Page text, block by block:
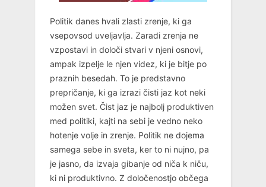
Politik danes hvali zlasti zrenje, ki ga
vsepovsod uveljavlja. Zaradi zrenja ne
vzpostavi in določi stvari v njeni osnovi,
ampak izpelje le njen videz, ki je bitje po
praznih besedah. To je predstavno
prepričanje, ki ga izrazi čisti jaz kot neki
možen svet. Čist jaz je najbolj produktiven
med politiki, kajti na sebi je vedno neko
hotenje volje in zrenje. Politik ne dojema
samega sebe in sveta, ker to ni nujno, pa
je jasno, da izvaja gibanje od niča k niču,
ki ni produktivno. Z določenostjo občega